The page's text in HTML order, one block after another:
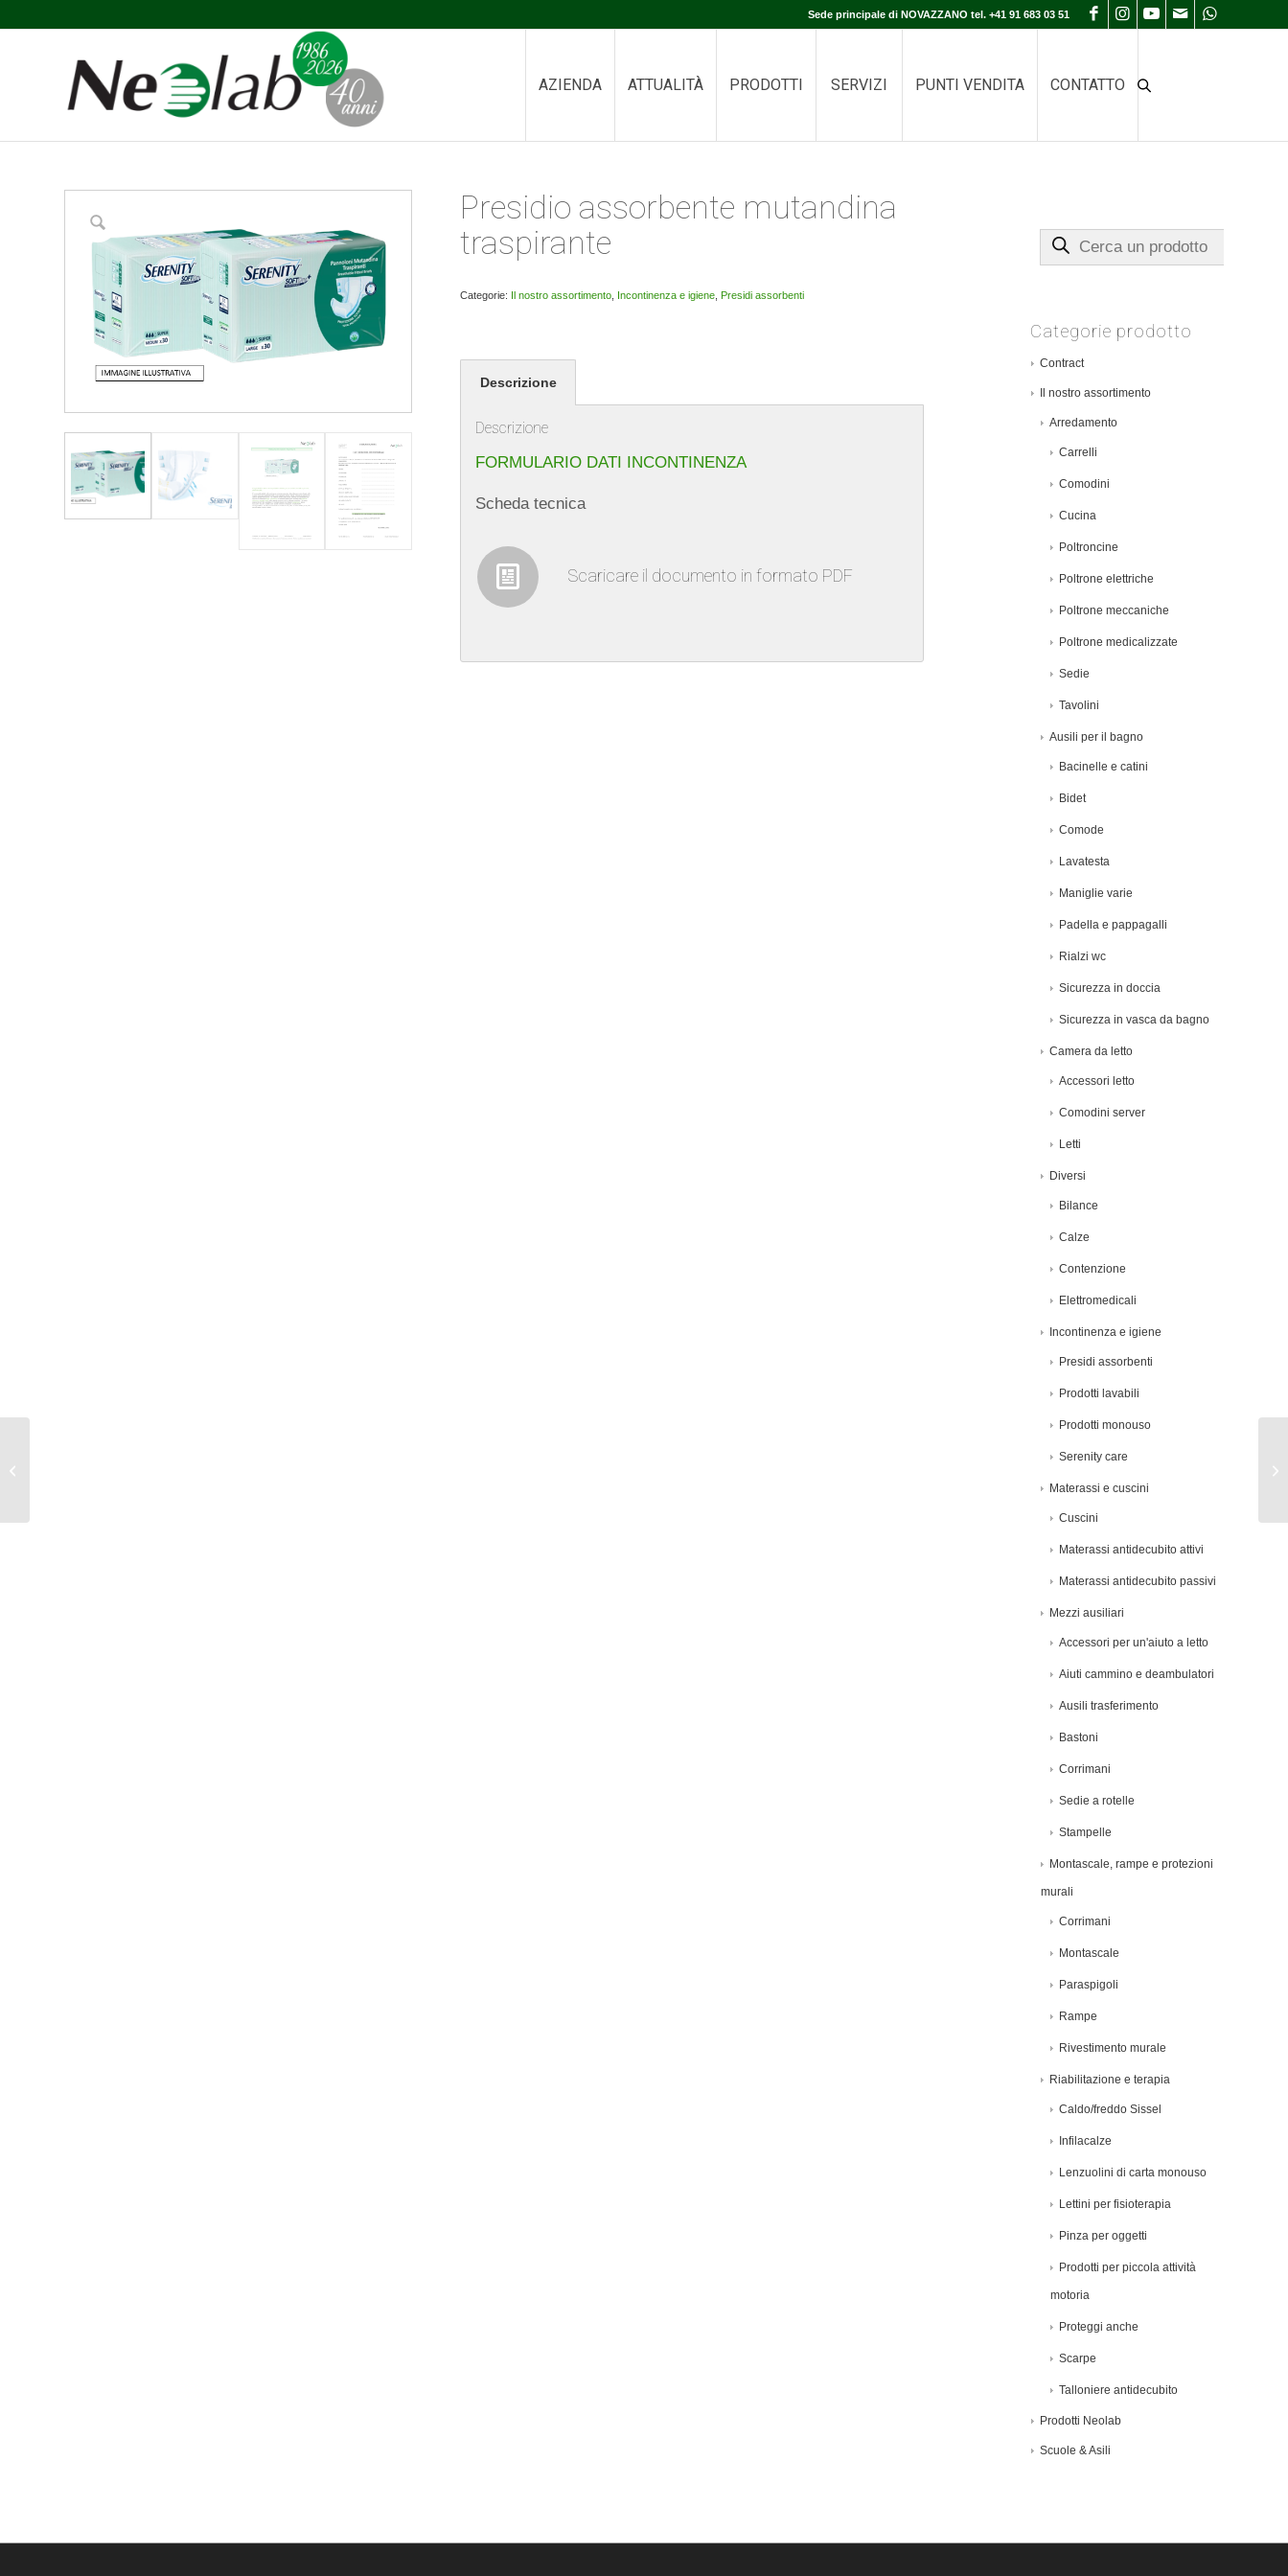
Sede principale di NOVAZZANO tel. +41 91 683 03 51
AZIENDA ATTUALITÀ PRODOTTI SERVIZI PUNTI VENDITA CONTATTO
Presidio assorbente mutandina
traspirante
Categorie: Il nostro assortimento Incontinenza e igiene Presidi assorbenti
Descrizione
Descrizione
FORMULARIO DATI INCONTINENZA
Scheda tecnica
Scaricare il documento in formato PDF
Cerca un prodotto
Categorie prodotto
Contract
Il nostro assortimento
Arredamento
Carrelli
Comodini
Cucina
Poltroncine
Poltrone elettriche
Poltrone meccaniche
Poltrone medicalizzate
Sedie
Tavolini
Ausili per il bagno
Bacinelle e catini
Bidet
Comode
Lavatesta
Maniglie varie
Padella e pappagalli
Rialzi wc
Sicurezza in doccia
Sicurezza in vasca da bagno
Camera da letto
Accessori letto
Comodini server
Letti
Diversi
Bilance
Calze
Contenzione
Elettromedicali
Incontinenza e igiene
Presidi assorbenti
Prodotti lavabili
Prodotti monouso
Serenity care
Materassi e cuscini
Cuscini
Materassi antidecubito attivi
Materassi antidecubito passivi
Mezzi ausiliari
Accessori per un'aiuto a letto
Aiuti cammino e deambulatori
Ausili trasferimento
Bastoni
Corrimani
Sedie a rotelle
Stampelle
Montascale, rampe e protezioni
murali
Corrimani
Montascale
Paraspigoli
Rampe
Rivestimento murale
Riabilitazione e terapia
Caldo/freddo Sissel
Infilacalze
Lenzuolini di carta monouso
Lettini per fisioterapia
Pinza per oggetti
Prodotti per piccola attività
motoria
Proteggi anche
Scarpe
Talloniere antidecubito
Prodotti Neolab
Scuole & Asili